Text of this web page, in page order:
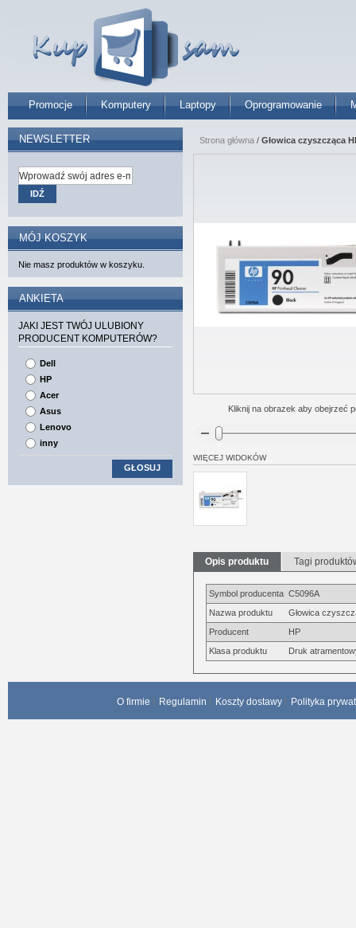
Promocje Komputery Laptopy Oprogramowanie
Strona główna / Głowica czyszcząca
Kliknij na obrazek aby obejrzeć
WIĘCEJ WIDOKÓW
Opis produktu Tagi
Symbol producenta C5096A
Nazwa produktu
Głowica
Producent
HP
Klasa produktu
Druk
NEWSLETTER
IDŹ
MÓJ KOSZYK
Nie masz produktów w koszyku.
ANKIETA
JAKI JEST TWÓJ ULUBIONY
PRODUCENT KOMPUTERÓW?
Dell
HP
Acer
Asus
Lenovo
inny
GŁOSUJ
O firmie Regulamin Koszty dostawy Polityka